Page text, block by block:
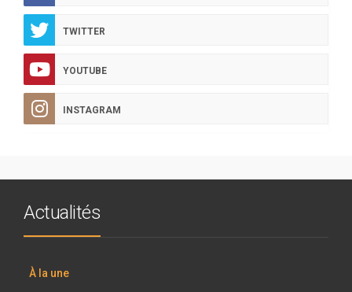
TWITTER
YOUTUBE
INSTAGRAM
Actualités
À la une